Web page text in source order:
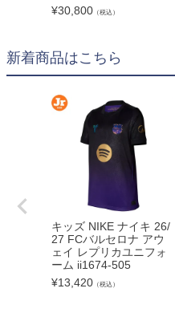
¥30,800 （税込）
新着商品はこちら
キッズ NIKE ナイキ 26/
27 FCバルセロナ アウ
ェイ レプリカユニフォ
ーム ii1674-505
¥13,420 （税込）